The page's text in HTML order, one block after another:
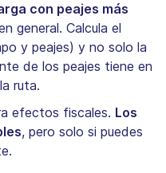
con peajes más
general. Calcula el
y peajes) y no solo la
de los peajes tiene en
ruta.
efectos fiscales. Los
, pero solo si puedes